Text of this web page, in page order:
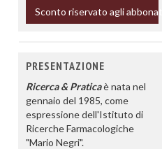
Sconto riservato agli abbonati
PRESENTAZIONE
Ricerca & Praticaè nata nel
gennaio del 1985, come
espressione dell'Istituto di
Ricerche Farmacologiche
"Mario Negri".